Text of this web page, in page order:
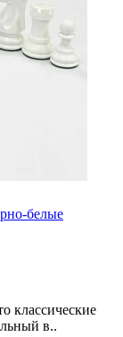
белые
классические
в..